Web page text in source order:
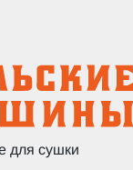
для сушки